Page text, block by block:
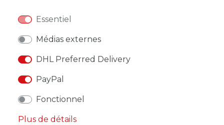
AUTRES DÉTAILS
RESPONSABLE DE L'UE
Essentiel
Médias externes
DHL Preferred Delivery
PayPal
Fonctionnel
Plus de détails